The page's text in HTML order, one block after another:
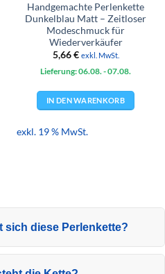
Handgemachte Perlenkette
Dunkelblau Matt – Zeitloser
Modeschmuck für
Wiederverkäufer
5,66€ exkl. MwSt.
Lieferung: 06.08. - 07.08.
IN DEN WARENKORB
exkl. 19 % MwSt.
sich diese Perlenkette?